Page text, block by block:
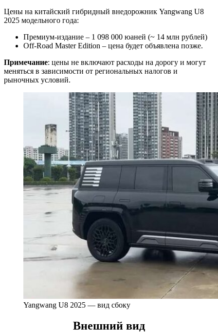
Цены на китайский гибридный внедорожник Yangwang U8
2025 модельного года:
Премиум-издание – 1 098 000 юаней (~ 14 млн рублей)
Off-Road Master Edition – цена будет объявлена ​​позже.
Примечание: цены не включают расходы на дорогу и могут
меняться в зависимости от региональных налогов и
рыночных условий.
Yangwang U8 2025 — вид сбоку
Внешний вид